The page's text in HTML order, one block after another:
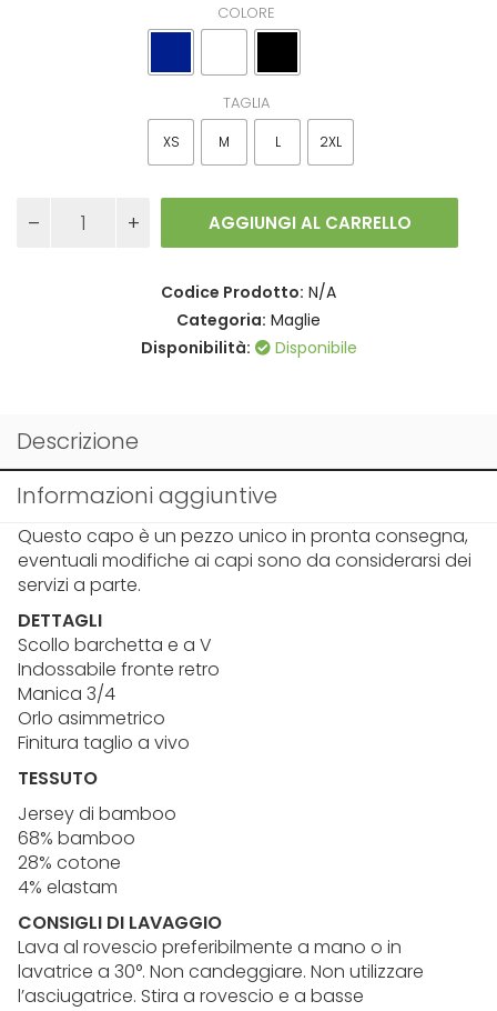
COLORE
TAGLIA
XS M L 2XL
Bamboo
quantità
AGGIUNGI AL CARRELLO
Codice Prodotto: N/A
Categoria: Maglie
Disponibilità:
Disponibile
Descrizione
Informazioni aggiuntive
Questo capo è un pezzo unico in pronta consegna,
eventuali modifiche ai capi sono da considerarsi dei
servizi a parte.
DETTAGLI
Scollo barchetta e a V
Indossabile fronte retro
Manica 3/4
Orlo asimmetrico
Finitura taglio a vivo
TESSUTO
Jersey di bamboo
68% bamboo
28% cotone
4% elastam
CONSIGLI DI LAVAGGIO
Lava al rovescio preferibilmente a mano o in
lavatrice a 30°. Non candeggiare. Non utilizzare
l’asciugatrice. Stira a rovescio e a basse